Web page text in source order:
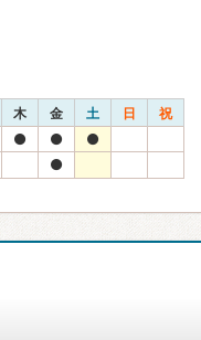
木 金 土 日 祝